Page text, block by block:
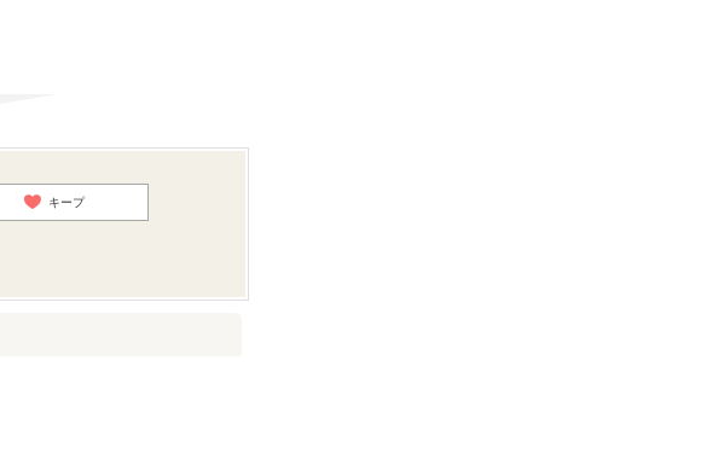
キープ